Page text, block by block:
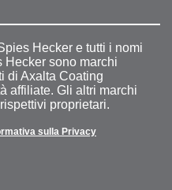
Hecker e tutti i nomi
Hecker sono marchi
di Axalta Coating
affiliate. Gli altri marchi
proprietari.
sulla Privacy